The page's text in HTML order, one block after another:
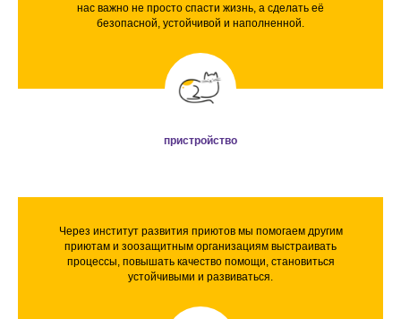
нас важно не просто спасти жизнь, а сделать её
безопасной, устойчивой и наполненной.
пристройство
Через институт развития приютов мы помогаем другим
приютам и зоозащитным организациям выстраивать
процессы, повышать качество помощи, становиться
устойчивыми и развиваться.